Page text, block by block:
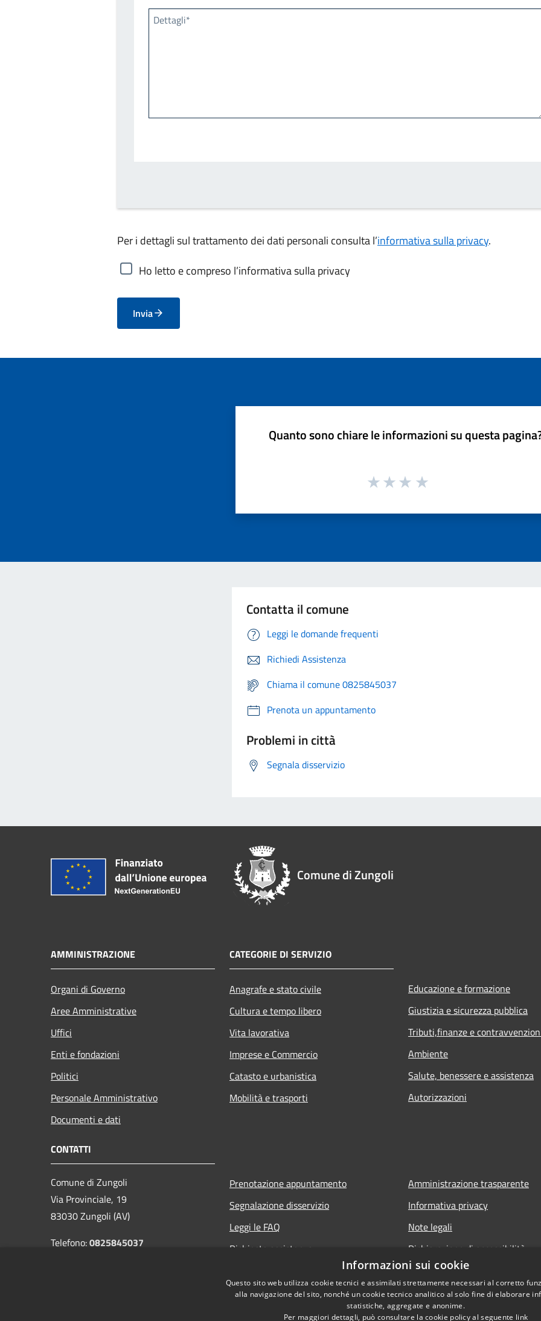
Dettagli*
Per i dettagli sul trattamento dei dati personali consulta l’informativa sulla privacy.
Ho letto e compreso l’informativa sulla privacy
Invia
Quanto sono chiare le informazioni su questa
Contatta il comune
Leggi le domande frequenti
Richiedi Assistenza
Chiama il comune 0825845037
Prenota un appuntamento
Problemi in città
Segnala disservizio
Comune di Zungoli
AMMINISTRAZIONE
Organi di Governo
Aree Amministrative
Uffici
Enti e fondazioni
Politici
Personale Amministrativo
Documenti e dati
CATEGORIE DI SERVIZIO
Anagrafe e stato civile
Cultura e tempo libero
Vita lavorativa
Imprese e Commercio
Catasto e urbanistica
Mobilità e trasporti
Educazione e formazione
Giustizia e sicurezza pubblica
Tributi,finanze e
Ambiente
Salute, benessere e assistenza
Autorizzazioni
CONTATTI
Comune di Zungoli
Via Provinciale, 19
83030 Zungoli (AV)
Telefono:0825845037
Prenotazione appuntamento
Segnalazione disservizio
Leggi le FAQ
Richiesta assistenza
Amministrazione trasparente
Informativa privacy
Note legali
Dichiarazione di accessibilità
Informazioni sui cookie
Questo sito web utilizza cookie tecnici e assimilati strettamente necessari al corretto
alla navigazione del sito, nonché un cookie tecnico analitico al solo fine di elaborare
statistiche, aggregate e anonime.
Per maggiori dettagli, può consultare la cookie policy al seguente link